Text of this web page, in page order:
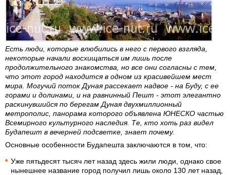
Есть люди, которые влюбились в него с первого взгляда,
некоторые начали восхищаться им лишь после
продолжительного знакомства, но все они согласны с тем,
что этот город находится в одном из красивейшем мест
мира. Могучий поток Дуная рассекает надвое - на Буду, с ее
горами и долинами, и на равнинный Пешт - этот элегантно
раскинувшийся по берегам Дуная двухмиллионный
метрополис, панорама которого объявлена ЮНЕСКО частью
Всемирного культурного наследия. Те, кто хоть раз видел
Будапешт в вечерней подсветке, знает почему.
Основные особенности Будапешта заключаются в том, что:
Уже пятьдесят тысяч лет назад здесь жили люди, однако свое
нынешнее название город получил лишь около 130 лет назад,